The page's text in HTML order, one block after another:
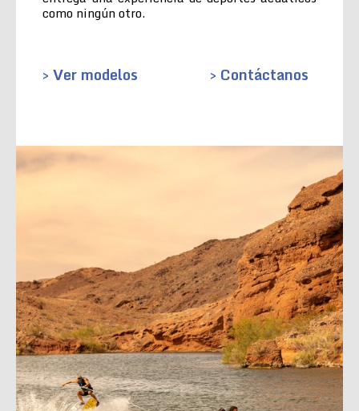
como ningún otro.
> Ver modelos > Contáctanos